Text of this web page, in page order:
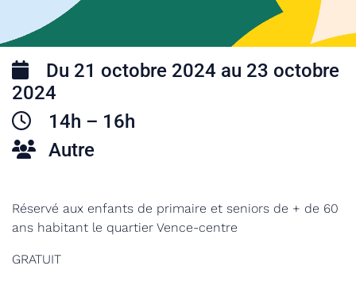
Du 21 octobre 2024 au 23 octobre
2024
14h – 16h
Autre
Réservé aux enfants de primaire et seniors de + de 60
ans habitant le quartier Vence-centre
GRATUIT